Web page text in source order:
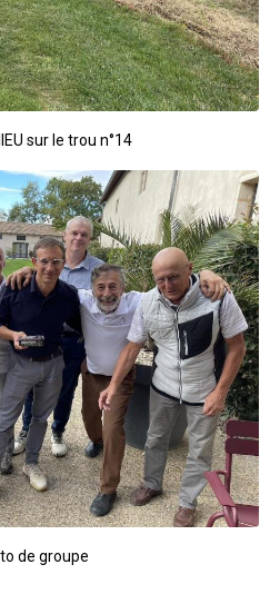
sur le trou n°14
de groupe